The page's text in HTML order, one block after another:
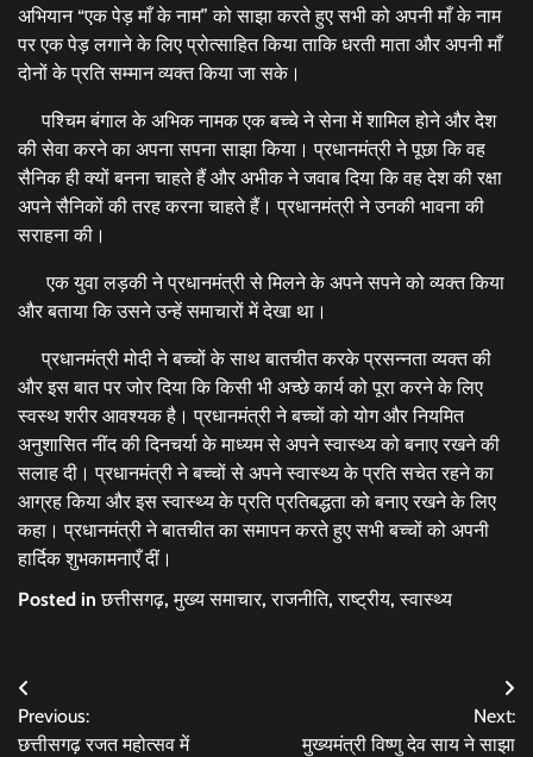
अभियान “एक पेड़ माँ के नाम” को साझा करते हुए सभी को अपनी माँ के नाम
पर एक पेड़ लगाने के लिए प्रोत्साहित किया ताकि धरती माता और अपनी माँ
दोनों के प्रति सम्मान व्यक्त किया जा सके।
पश्चिम बंगाल के अभिक नामक एक बच्चे ने सेना में शामिल होने और देश
की सेवा करने का अपना सपना साझा किया। प्रधानमंत्री ने पूछा कि वह
सैनिक ही क्यों बनना चाहते हैं और अभीक ने जवाब दिया कि वह देश की रक्षा
अपने सैनिकों की तरह करना चाहते हैं। प्रधानमंत्री ने उनकी भावना की
सराहना की।
एक युवा लड़की ने प्रधानमंत्री से मिलने के अपने सपने को व्यक्त किया
और बताया कि उसने उन्हें समाचारों में देखा था।
प्रधानमंत्री मोदी ने बच्चों के साथ बातचीत करके प्रसन्नता व्यक्त की
और इस बात पर जोर दिया कि किसी भी अच्छे कार्य को पूरा करने के लिए
स्वस्थ शरीर आवश्यक है। प्रधानमंत्री ने बच्चों को योग और नियमित
अनुशासित नींद की दिनचर्या के माध्यम से अपने स्वास्थ्य को बनाए रखने की
सलाह दी। प्रधानमंत्री ने बच्चों से अपने स्वास्थ्य के प्रति सचेत रहने का
आग्रह किया और इस स्वास्थ्य के प्रति प्रतिबद्धता को बनाए रखने के लिए
कहा। प्रधानमंत्री ने बातचीत का समापन करते हुए सभी बच्चों को अपनी
हार्दिक शुभकामनाएँ दीं।
Posted inछत्तीसगढ़,मुख्य समाचार,राजनीति,राष्ट्रीय,स्वास्थ्य
Post
navigation
Previous:
छत्तीसगढ़ रजत महोत्सव में
Next:
मुख्यमंत्री विष्णु देव साय ने साझा